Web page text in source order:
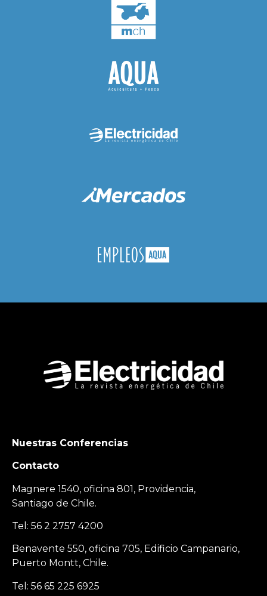
Nuestras Conferencias
Contacto
Magnere 1540, oficina 801, Providencia,
Santiago de Chile.
Tel: 56 2 2757 4200
Benavente 550, oficina 705, Edificio Campanario,
Puerto Montt, Chile.
Tel: 56 65 225 6925